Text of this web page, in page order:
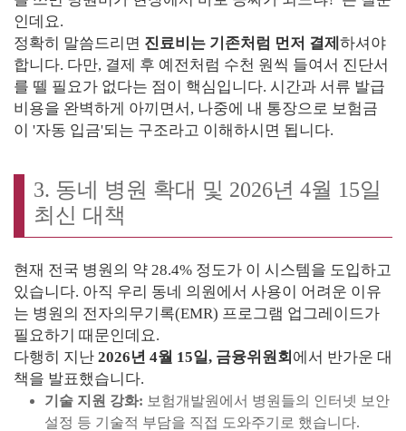
인데요.
정확히 말씀드리면 진료비는 기존처럼 먼저 결제 하셔야
합니다. 다만, 결제 후 예전처럼 수천 원씩 들여서 진단서
를 뗄 필요가 없다는 점이 핵심입니다. 시간과 서류 발급
비용을 완벽하게 아끼면서, 나중에 내 통장으로 보험금
이 '자동 입금'되는 구조라고 이해하시면 됩니다.
3. 동네 병원 확대 및 2026년 4월 15일
최신 대책
현재 전국 병원의 약 28.4% 정도가 이 시스템을 도입하고
있습니다. 아직 우리 동네 의원에서 사용이 어려운 이유
는 병원의 전자의무기록(EMR) 프로그램 업그레이드가
필요하기 때문인데요.
다행히 지난 2026년 4월 15일, 금융위원회 에서 반가운 대
책을 발표했습니다.
기술 지원 강화: 보험개발원에서 병원들의 인터넷 보안
설정 등 기술적 부담을 직접 도와주기로 했습니다.